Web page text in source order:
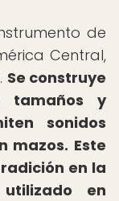
de
Central,
Se construye
tamaños y
sonidos
mazos. Este
en la
en